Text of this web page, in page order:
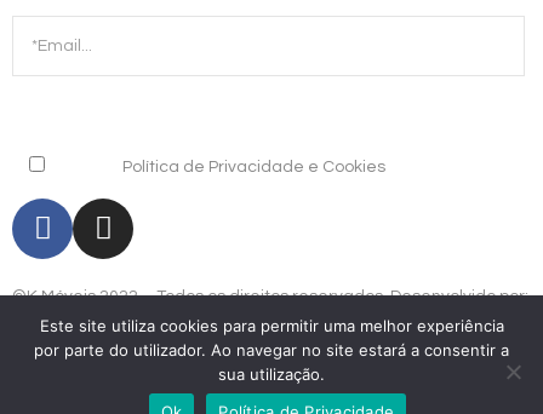
Política de Privacidade e Cookies
©K Móveis 2022 – Todos os direitos reservados. Desenvolvido por:
yourplace.pt |Livro de Reclamações|Política de Privacidade
e Cookies
Este site utiliza cookies para permitir uma melhor experiência
por parte do utilizador. Ao navegar no site estará a consentir a
sua utilização.